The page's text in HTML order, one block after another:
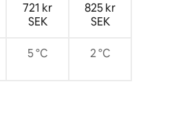
721 kr
SEK
825 kr
SEK
5 °C 2 °C